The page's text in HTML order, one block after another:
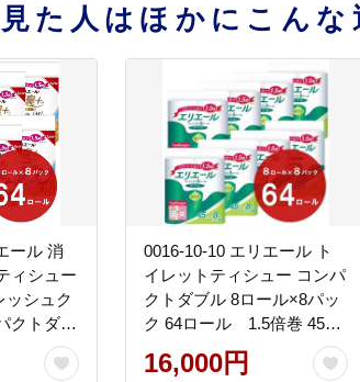
た人はほかにこんな
ール 消
ィシュー
ッシュク
クトダブ
ク 64ロー
トイレ
0016-10-10 エリエール ト
イレットティシュー コンパ
クトダブル 8ロール×8パッ
ク 64ロール 1.5倍巻 45m
トイレットペーパー ダブル
パルプ100％ 香りつき 日用
16,000円